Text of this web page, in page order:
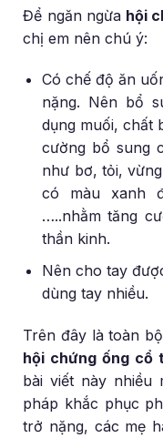
Để ngăn ngừa hội
chị em nên chú ý:
Có chế độ ăn
nặng. Nên bổ
dụng muối, chất
cường bổ sung
như bơ, tỏi,
có màu xanh
…..nhằm tăng
thần kinh.
Nên cho tay
dùng tay nhiều.
Trên đây là toàn
hội chứng ống cổ
bài viết này nhiều
pháp khắc phục
trở nặng, các mẹ